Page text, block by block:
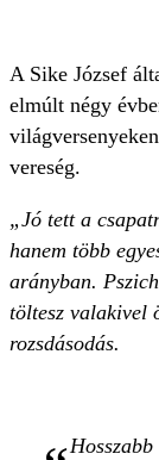
A Sike József
elmúlt négy
vereség.
„Jó tett a
hanem több
arányban.
töltesz valakivel
rozsdásodás.